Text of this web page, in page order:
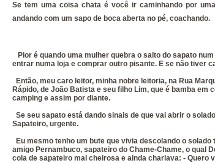
Se tem uma coisa chata é você ir caminhando por
andando com um sapo de boca aberta no pé, coachando.
Pior é quando uma mulher quebra o salto do sapato
entrar numa loja e comprar outro pisante. E se não tiver
Então, meu caro leitor, minha nobre leitoria, na Rua
Rápido, de João Batista e seu filho Lim, que é bamba
camping e assim por diante.
Se seu sapato está dando sinais de que vai abrir o
Sapateiro, urgente.
Eu mesmo tenho um bute que vivia descolando o
amigo Pernambuco, sapateiro do Chame-Chame, o qual
cola de sapateiro mal cheirosa e ainda charlava: - Quero